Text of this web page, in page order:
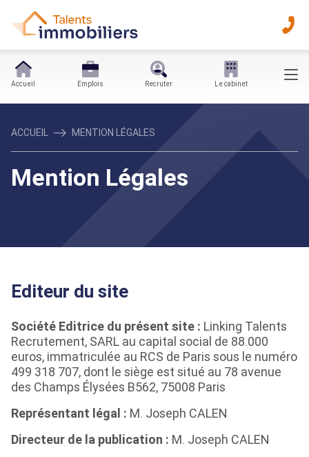
Accueil Emplois Recruter Le cabinet
ACCUEIL MENTION LÉGALES
Mention Légales
Editeur du site
Société Editrice du présent site : Linking Talents
Recrutement, SARL au capital social de 88.000
euros, immatriculée au RCS de Paris sous le numéro
499 318 707, dont le siège est situé au 78 avenue
des Champs Élysées B562, 75008 Paris
Représentant légal : M. Joseph CALEN
Directeur de la publication : M. Joseph CALEN